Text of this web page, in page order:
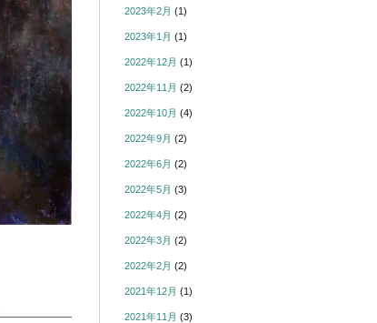
2023年2月 (1)
2023年1月 (1)
2022年12月 (1)
2022年11月 (2)
2022年10月 (4)
2022年9月 (2)
2022年6月 (2)
2022年5月 (3)
2022年4月 (2)
2022年3月 (2)
2022年2月 (2)
2021年12月 (1)
2021年11月 (3)